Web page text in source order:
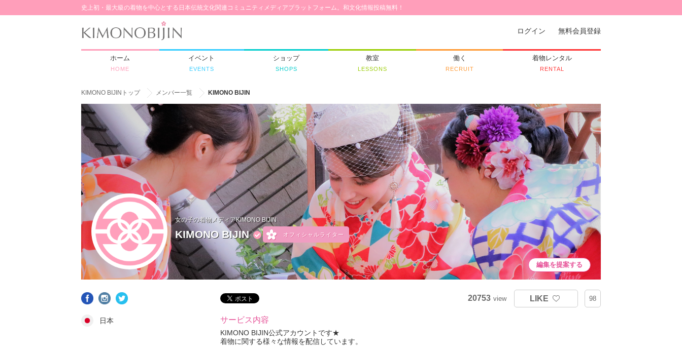
史上初・最大級の着物を中心とする日本伝統文化関連コミュニティメディアプラットフォーム。和文化情報投稿無料！
ログイン 無料会員登録
ホーム
HOME
イベント
EVENTS
ショップ
SHOPS
教室
LESSONS
働く
RECRUIT
着物レンタル
RENTAL
KIMONO BIJINトップ メンバー一覧 KIMONO BIJIN
女の子の着物メディアKIMONO BIJIN
KIMONO BIJIN オフィシャルライター
編集を提案する
日本
LIKE 98
20753 view
サービス内容
KIMONO BIJIN公式アカウントです★
着物に関する様々な情報を配信しています。